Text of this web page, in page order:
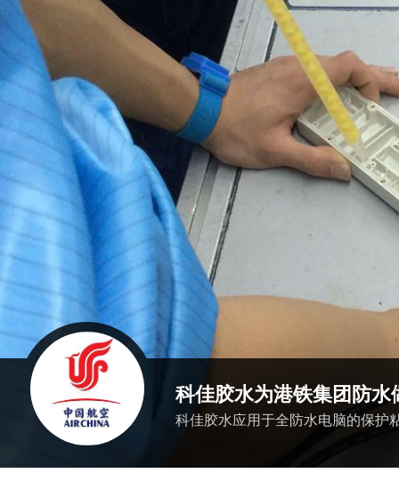
科佳胶水为港铁集团防水
科佳胶水应用于全防水电脑的保护